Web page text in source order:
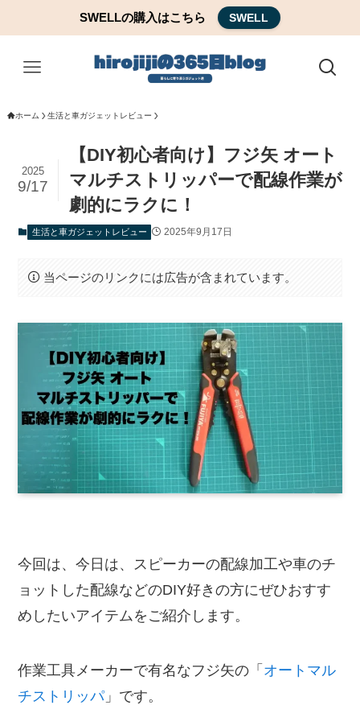
SWELLの購入はこちら SWELL
ホーム 生活と車ガジェットレビュー
【DIY初心者向け】フジ矢 オート
マルチストリッパーで配線作業が
劇的にラクに！
2025
9/17
生活と車ガジェットレビュー 2025年9月17日
当ページのリンクには広告が含まれています。
今回は、今日は、スピーカーの配線加工や車のチ
ョットした配線などのDIY好きの方にぜひおすす
めしたいアイテムをご紹介します。
作業工具メーカーで有名なフジ矢の「 オートマル
チストリッパ」です。